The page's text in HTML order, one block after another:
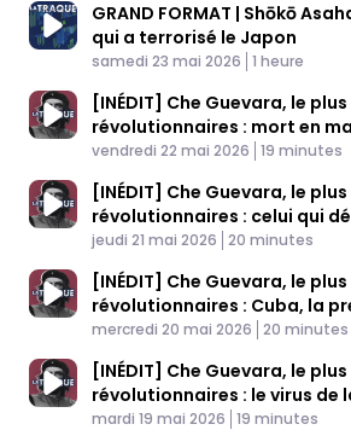
GRAND FORMAT | Shōkō
qui a terrorisé le Japon
Published At
samedi 23 mai 2026 Time
1 heure
[INÉDIT] Che Guevara, le
révolutionnaires : mort en
Published At
vendredi 22 mai 2026 Time
19 minutes
[INÉDIT] Che Guevara, le
révolutionnaires : celui qui
Published At
jeudi 21 mai 2026 Time
20 minutes
[INÉDIT] Che Guevara, le
révolutionnaires : Cuba, la
(2/4)
Published At
mercredi 20 mai 2026 Time
20 minutes
[INÉDIT] Che Guevara, le
révolutionnaires : le virus de
Published At
mardi 19 mai 2026 Time
19 minutes